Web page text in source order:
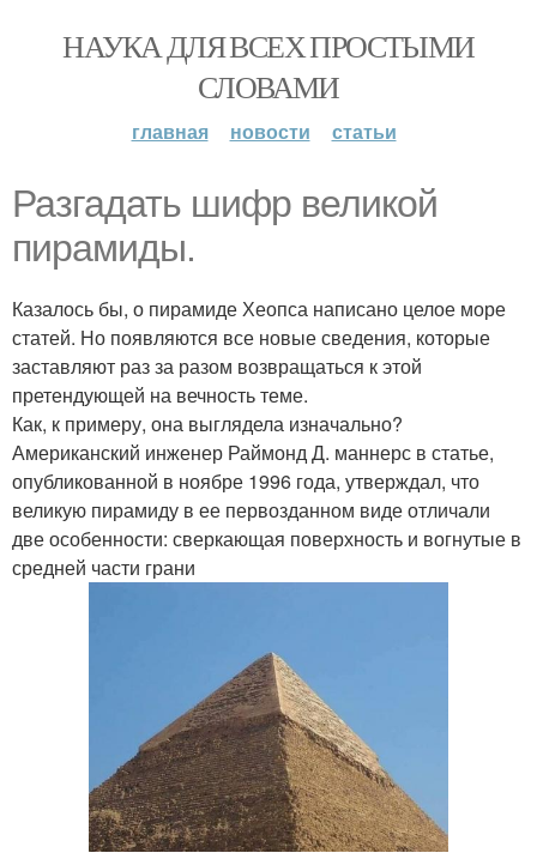
НАУКА ДЛЯ ВСЕХ ПРОСТЫМИ
СЛОВАМИ
главная новости статьи
Разгадать шифр великой
пирамиды.
Казалось бы, о пирамиде Хеопса написано целое море
статей. Но появляются все новые сведения, которые
заставляют раз за разом возвращаться к этой
претендующей на вечность теме.
Как, к примеру, она выглядела изначально?
Американский инженер Раймонд Д. маннерс в статье,
опубликованной в ноябре 1996 года, утверждал, что
великую пирамиду в ее первозданном виде отличали
две особенности: сверкающая поверхность и вогнутые в
средней части грани